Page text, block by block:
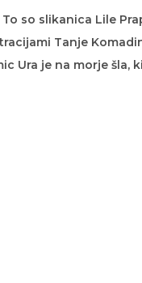
so slikanica Lile
Tanje
Ura je na morje šla,